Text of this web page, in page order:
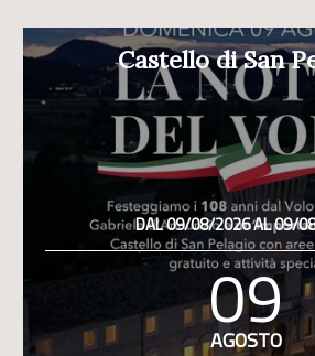
Castello di San
DAL 09/08/2026 AL 09/
09
AGOSTO